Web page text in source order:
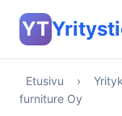
YT
Etusivu ›
furniture Oy